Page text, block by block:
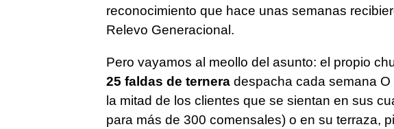
reconocimiento que hace unas semanas
Relevo Generacional.
Pero vayamos al meollo del asunto: el propio
25 faldas de terneradespacha cada semana O
la mitad de los clientes que se sientan en sus
para más de 300 comensales) o en su terraza,